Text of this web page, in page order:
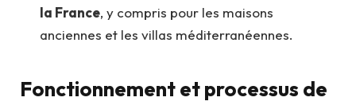
la France, y compris pour les maisons
anciennes et les villas méditerranéennes.
Fonctionnement et processus de